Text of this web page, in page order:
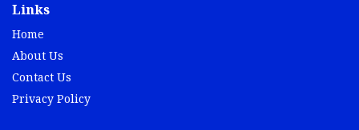
Links
Home
About Us
Contact Us
Privacy Policy